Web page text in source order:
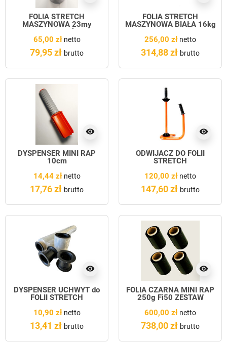
FOLIA STRETCH
MASZYNOWA 23my
CZARNA 5 kg
65,00 złnetto
79,95 zł brutto
FOLIA STRETCH
MASZYNOWA BIAŁA 16kg
256,00 zł netto
314,88 zł brutto
visibility
DYSPENSER MINI RAP
10cm
14,44 złnetto
17,76 zł brutto
visibility
ODWIJACZ DO FOLII
STRETCH
120,00 zł netto
147,60 zł brutto
visibility
DYSPENSER UCHWYT do
FOLII STRETCH
10,90 złnetto
13,41 zł brutto
visibility
FOLIA CZARNA MINI RAP
250g Fi50 ZESTAW
600,00 zł netto
738,00 zł brutto